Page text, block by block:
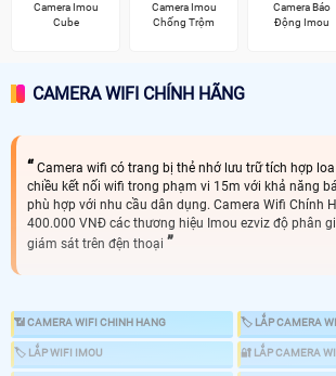
Camera Imou
Cube
Camera Imou
Chống Trộm
Camera Báo
Động Imou
CAMERA WIFI CHÍNH HÃNG
Camera wifi có trang bị thẻ nhớ lưu trữ tích hợp
chiều kết nối wifi trong phạm vi 15m với khả năng
phù hợp với nhu cầu dân dụng. Camera Wifi Chính
400.000 VNĐ các thương hiệu Imou ezviz độ phân
giám sát trên đện thoại
📶 CAMERA WIFI CHINH HANG 🏷 LẮP CAMERA
🏷 LẮP WIFI IMOU 🔐 LẮP CAMERA